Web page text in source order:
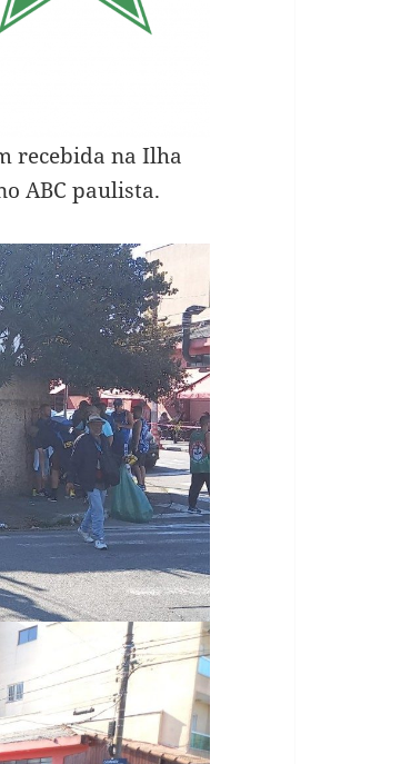
recebida na Ilha
ABC paulista.